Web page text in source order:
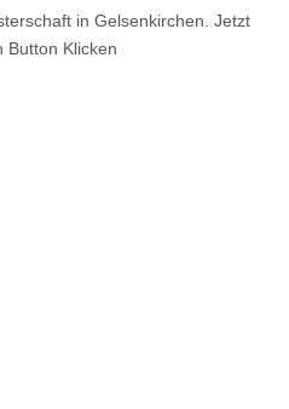
in Gelsenkirchen. Jetzt
Button Klicken